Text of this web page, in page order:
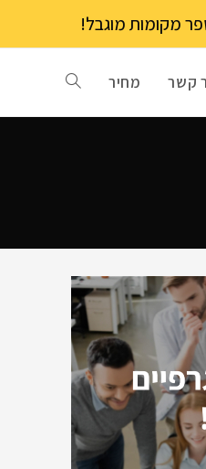
קשר מחיר